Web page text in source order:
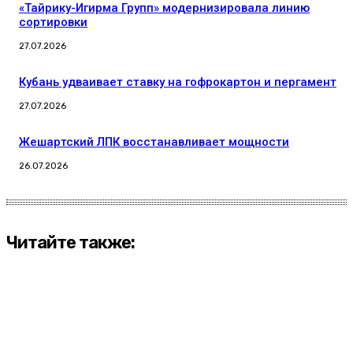
«Тайрику-Игирма Групп» модернизировала линию
сортировки
27.07.2026
Кубань удваивает ставку на гофрокартон и пергамент
27.07.2026
Жешартский ЛПК восстанавливает мощности
26.07.2026
Читайте также: